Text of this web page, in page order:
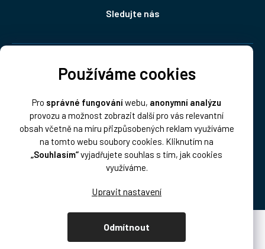
Používáme cookies
Pro správné fungováníwebu, anonymní analýzu
provozu a možnost zobrazit další pro vás relevantní
obsah včetně na míru přizpůsobených reklam využíváme
na tomto webu soubory cookies. Kliknutím na
„Souhlasím“vyjadřujete souhlas s tím, jak cookies
využíváme.
Odmítnout
Sledujte nás
Platba:
Vytvořil Shoptet Premium